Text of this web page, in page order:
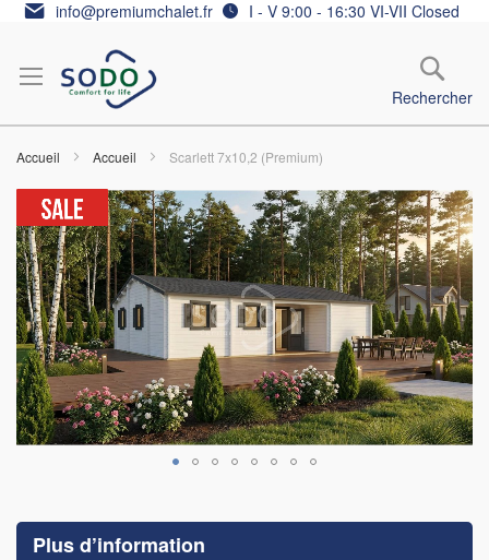
Allez info@premiumchalet.fr I - V 9:00 - 16:30 VI-VII Closed
Rechercher
Accueil Accueil Scarlett 7x10,2 (Premium)
Skip
to
the
end
of
the
images
gallery
the
beginning
Plus d’information